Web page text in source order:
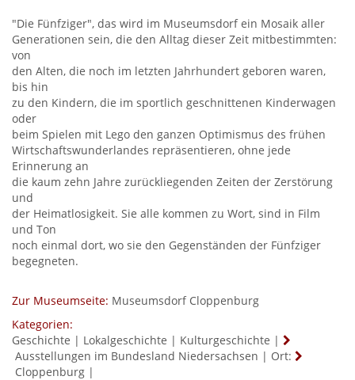
"Die Fünfziger", das wird im Museumsdorf ein Mosaik aller
Generationen sein, die den Alltag dieser Zeit mitbestimmten:
von
den Alten, die noch im letzten Jahrhundert geboren waren,
bis hin
zu den Kindern, die im sportlich geschnittenen Kinderwagen
oder
beim Spielen mit Lego den ganzen Optimismus des frühen
Wirtschaftswunderlandes repräsentieren, ohne jede
Erinnerung an
die kaum zehn Jahre zurückliegenden Zeiten der Zerstörung
und
der Heimatlosigkeit. Sie alle kommen zu Wort, sind in Film
und Ton
noch einmal dort, wo sie den Gegenständen der Fünfziger
begegneten.
Zur Museumseite: Museumsdorf Cloppenburg
Kategorien:
Geschichte | Lokalgeschichte | Kulturgeschichte |
Ausstellungen im Bundesland Niedersachsen | Ort:
Cloppenburg |